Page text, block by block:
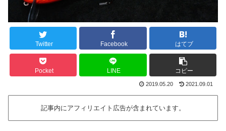
Twitter Facebook はてブ
Pocket LINE コピー
2019.05.20 2021.09.01
記事内にアフィリエイト広告が含まれています。